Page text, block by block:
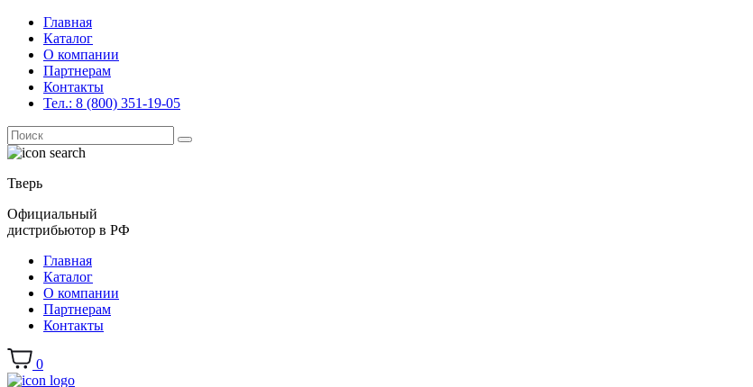
Главная
Каталог
О компании
Партнерам
Контакты
Тел.: 8 (800) 351-19-05
Поиск
for:
Тверь
Официальный
дистрибьютор в РФ
Главная
Каталог
О компании
Партнерам
Контакты
0